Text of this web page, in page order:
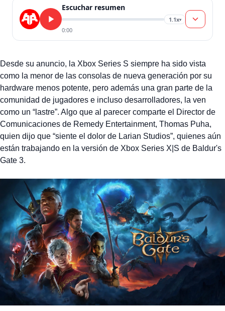
Escuchar resumen
1.1x▾
0:00
Desde su anuncio, la Xbox Series S siempre ha sido vista
como la menor de las consolas de nueva generación por su
hardware menos potente, pero además una gran parte de la
comunidad de jugadores e incluso desarrolladores, la ven
como un “lastre”. Algo que al parecer comparte el Director de
Comunicaciones de Remedy Entertainment, Thomas Puha,
quien dijo que “siente el dolor de Larian Studios”, quienes aún
están trabajando en la versión de Xbox Series X|S de Baldur's
Gate 3.